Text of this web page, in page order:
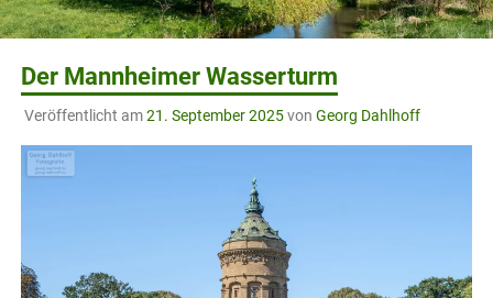
Der Mannheimer Wasserturm
Veröffentlicht am21. September 2025von Georg Dahlhoff